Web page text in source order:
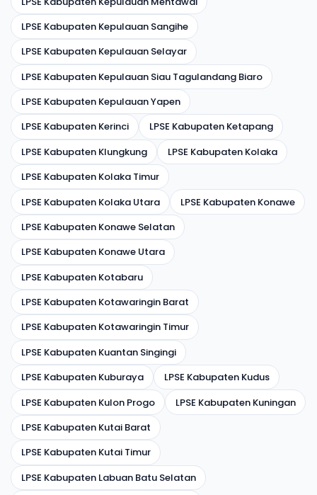
LPSE Kabupaten Kepulauan Sangihe
LPSE Kabupaten Kepulauan Selayar
LPSE Kabupaten Kepulauan Siau Tagulandang Biaro
LPSE Kabupaten Kepulauan Yapen
LPSE Kabupaten Kerinci
LPSE Kabupaten Ketapang
LPSE Kabupaten Klungkung
LPSE Kabupaten Kolaka
LPSE Kabupaten Kolaka Timur
LPSE Kabupaten Kolaka Utara
LPSE Kabupaten Konawe
LPSE Kabupaten Konawe Selatan
LPSE Kabupaten Konawe Utara
LPSE Kabupaten Kotabaru
LPSE Kabupaten Kotawaringin Barat
LPSE Kabupaten Kotawaringin Timur
LPSE Kabupaten Kuantan Singingi
LPSE Kabupaten Kuburaya
LPSE Kabupaten Kudus
LPSE Kabupaten Kulon Progo
LPSE Kabupaten Kuningan
LPSE Kabupaten Kutai Barat
LPSE Kabupaten Kutai Timur
LPSE Kabupaten Labuan Batu Selatan